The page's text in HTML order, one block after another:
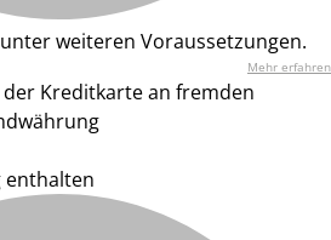
weiteren Voraussetzungen.
Mehr erfahren
Kreditkarte an fremden
enthalten